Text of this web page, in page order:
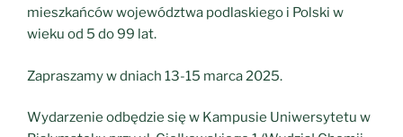
mieszkańców województwa podlaskiego i Polski w
wieku od 5 do 99 lat.
Zapraszamy w dniach 13-15 marca 2025.
Wydarzenie odbędzie się w Kampusie Uniwersytetu w